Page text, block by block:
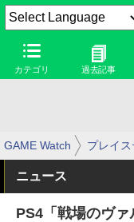
カテゴリ 過去記事
GAME Watch プレイ
ニュース
PS4「戦場のヴ